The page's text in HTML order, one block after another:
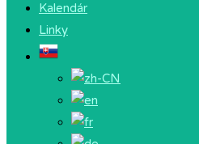
Kalendár
Linky